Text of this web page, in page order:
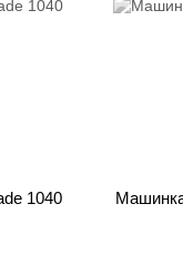
1040